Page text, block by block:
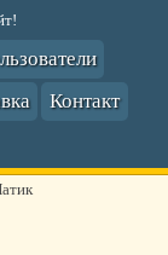
Контакт